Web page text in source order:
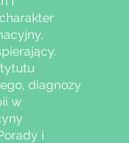
diagnozy
w
i